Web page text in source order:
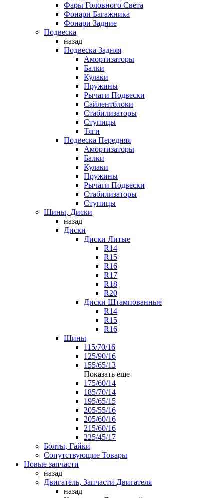
Фары Головного Света
Фонари Багажника
Фонари Задние
Подвеска
назад
Подвеска Задняя
Амортизаторы
Балки
Кулаки
Пружины
Рычаги Подвески
Сайлентблоки
Стабилизаторы
Ступицы
Тяги
Подвеска Передняя
Амортизаторы
Балки
Кулаки
Пружины
Рычаги Подвески
Стабилизаторы
Ступицы
Шины, Диски
назад
Диски
Диски Литые
R14
R15
R16
R17
R18
R20
Диски Штампованные
R14
R15
R16
Шины
115/70/16
125/90/16
155/65/13
Показать еще
175/60/14
185/70/14
195/65/15
205/55/16
205/60/16
215/60/16
225/45/17
Болты, Гайки
Сопутствующие Товары
Новые запчасти
назад
Двигатель, Запчасти Двигателя
назад